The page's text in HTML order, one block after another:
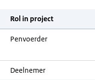
Rol in project
Penvoerder
Deelnemer